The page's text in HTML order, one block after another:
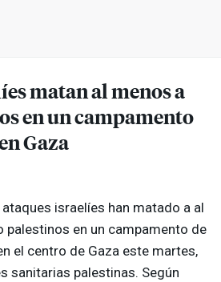
matan al menos a
en un campamento
Gaza
ataques israelíes han matado a al
palestinos en un campamento de
el centro de Gaza este martes,
sanitarias palestinas. Según